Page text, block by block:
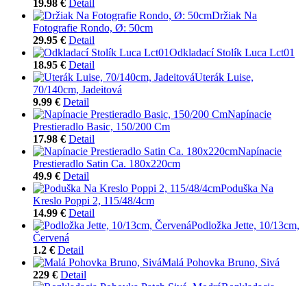
19.98 € Detail
Držiak Na
Fotografie Rondo, Ø: 50cm
29.95 € Detail
Odkladací Stolík Luca Lct01
18.95 € Detail
Uterák Luise,
70/140cm, Jadeitová
9.99 € Detail
Napínacie
Prestieradlo Basic, 150/200 Cm
17.98 € Detail
Napínacie
Prestieradlo Satin Ca. 180x220cm
49.9 € Detail
Poduška Na
Kreslo Poppi 2, 115/48/4cm
14.99 € Detail
Podložka Jette, 10/13cm,
Červená
1.2 € Detail
Malá Pohovka Bruno, Sivá
229 € Detail